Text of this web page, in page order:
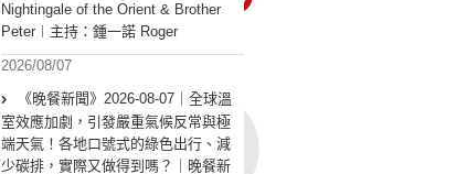
Nightingale of the Orient & Brother
Peter︱主持：鍾一諾 Roger
2026/08/07
《晚餐新聞》2026-08-07｜全球溫
室效應加劇，引發嚴重氣候反常與極
端天氣！各地口號式的綠色出行、減
少碳排，實際又做得到嗎？｜晚餐新